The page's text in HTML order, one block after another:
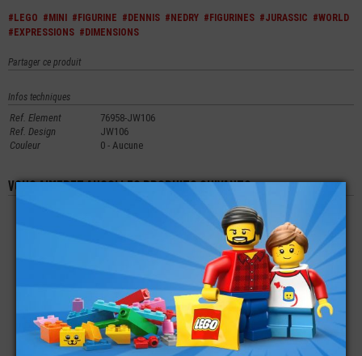
#LEGO #MINI #FIGURINE #DENNIS #NEDRY #FIGURINES #JURASSIC #WORLD
#EXPRESSIONS #DIMENSIONS
Partager ce produit
Infos techniques
Ref. Element
76958-JW106
Ref. Design
JW106
Couleur
0 - Aucune
Vous aimerez aussi les produits suivants
LEGO® MINI-
AMERICA CHAVEZ
76205
8,90€
LEGO® MINI-
FIGURINE TORSE
SQUELETTE
MARIACHI (1B)
3,99€
LEGO® ACCESSOIRE
MINI-FIGURINE
VISIÈRE STAR-WARS
TROOPER
1,49€